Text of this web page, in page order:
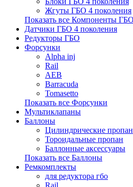
Жгуты ГБО 4 поколения
Показать все Компоненты
Датчики ГБО 4 поколения
Редукторы ГБО
Форсунки
Alpha inj
Rail
AEB
Barracuda
Tomasetto
Показать все Форсунки
Мультиклапаны
Баллоны
Цилиндрические пропан
Тороидальные пропан
Баллонные аксессуары
Показать все Баллоны
Ремкомплекты
для редуктора гбо
Rail